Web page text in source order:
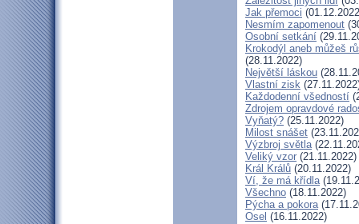
Jak přemoci
Nesmím zapomenout
Osobní setkání
Krokodýl aneb můžeš
(28.11.2022)
Největší láskou
Vlastní zisk
Každodenní všedností
Zdrojem opravdové
Vyňatý? (25.11.2022)
Milost snášet
Výzbroj světla
Veliký vzor (21.11.2022)
Král Králů (20.11.2022)
Ví, že má křídla
Všechno (18.11.2022)
Pýcha a pokora
Osel (16.11.2022)